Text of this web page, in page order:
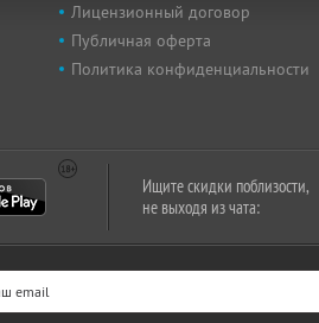
Лицензионный договор
Публичная оферта
Политика конфиденциальности
Ищите скидки поблизости,
не выходя из чата: